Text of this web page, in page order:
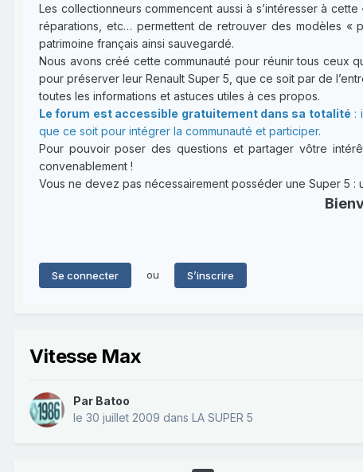
Les collectionneurs commencent aussi à s’intéresser à
réparations, etc… permettent de retrouver des modèles
patrimoine français ainsi sauvegardé.
Nous avons créé cette communauté pour réunir tous ceux
pour préserver leur Renault Super 5, que ce soit par de
toutes les informations et astuces utiles à ces propos.
Le forum est accessible gratuitement dans sa totalité :
que ce soit pour intégrer la communauté et participer.
Pour pouvoir poser des questions et partager vôtre
convenablement !
Vous ne devez pas nécessairement posséder une Super 5 :
Se connecter ou S’inscrire
Vitesse Max
Par Batoo
le 30 juillet 2009 dans LA SUPER 5